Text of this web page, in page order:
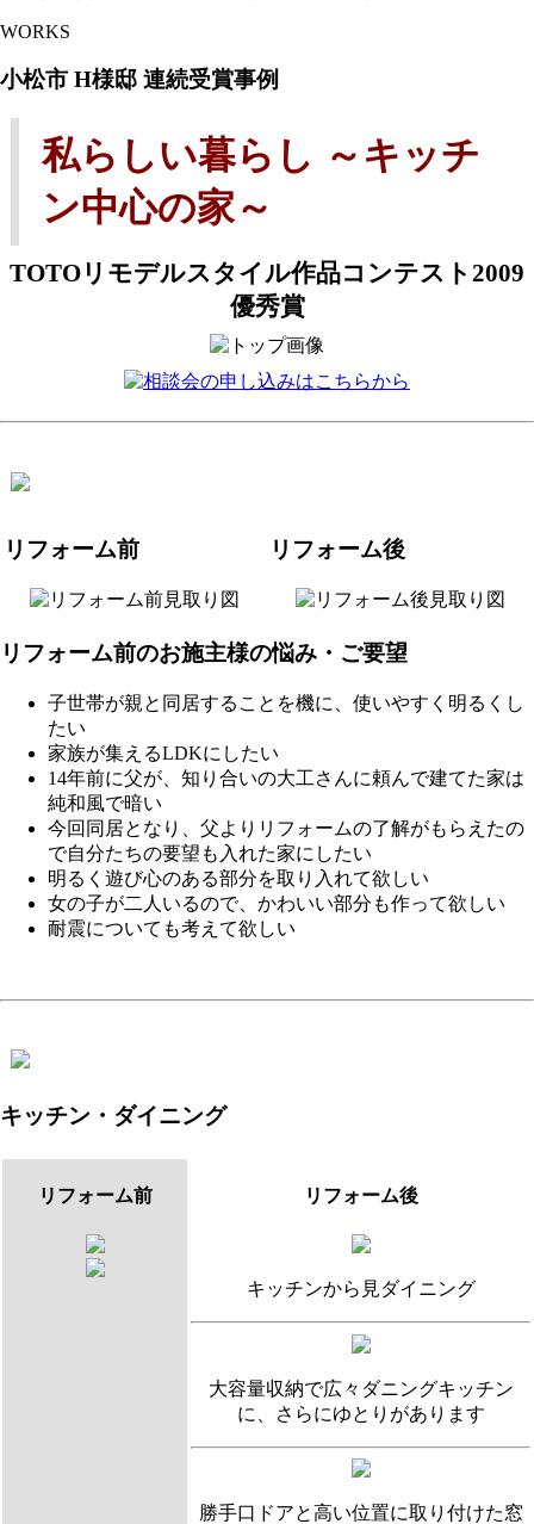
WORKS
小松市 H様邸 連続受賞事例
私らしい暮らし ～キッチ
ン中心の家～
TOTOリモデルスタイル作品コンテスト2009
優秀賞
リフォーム前 リフォーム後
リフォーム前のお施主様の悩み・ご要望
子世帯が親と同居することを機に、使いやすく明るくし
たい
家族が集えるLDKにしたい
14年前に父が、知り合いの大工さんに頼んで建てた家は
純和風で暗い
今回同居となり、父よりリフォームの了解がもらえたの
で自分たちの要望も入れた家にしたい
明るく遊び心のある部分を取り入れて欲しい
女の子が二人いるので、かわいい部分も作って欲しい
耐震についても考えて欲しい
キッチン・ダイニング
リフォーム前 リフォーム後
キッチンから見ダイニング
大容量収納で広々ダニングキッチン
に、さらにゆとりがあります
勝手口ドアと高い位置に取り付けた窓